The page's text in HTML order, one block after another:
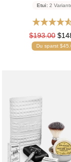
Frank
Verifizierter
Wie immer
Etui: 2
$193.00
Du sparst